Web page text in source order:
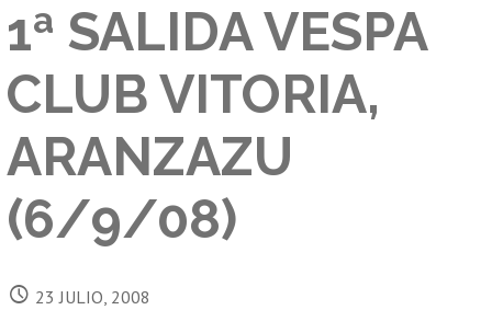
1ª SALIDA VESPA
CLUB VITORIA,
ARANZAZU
(6/9/08)
23 JULIO, 2008